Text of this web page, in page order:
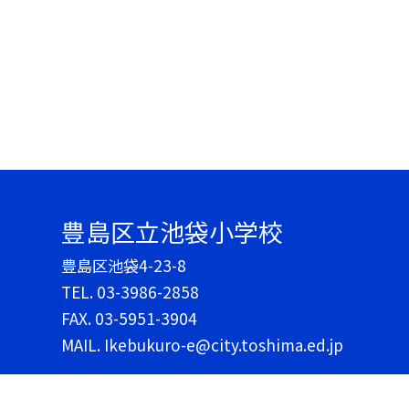
豊島区立池袋小学校
豊島区池袋4-23-8
TEL. 03-3986-2858
FAX. 03-5951-3904
MAIL. Ikebukuro-e@city.toshima.ed.jp